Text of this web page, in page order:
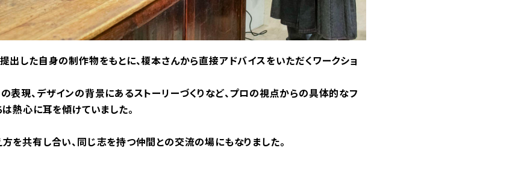
出した自身の制作物をもとに、榎本さんから直接アドバイスをいただくワークショ
表現、デザインの背景にあるストーリーづくりなど、プロの視点からの具体的なフ
熱心に耳を傾けていました。
を共有し合い、同じ志を持つ仲間との交流の場にもなりました。